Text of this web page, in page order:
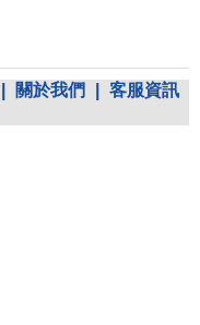
關於我們
客服資訊